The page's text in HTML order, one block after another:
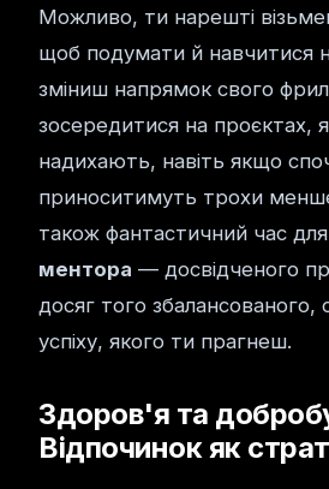
Можливо, ти нарешті
щоб подумати й навчитися
зміниш напрямок свого
зосередитися на проєктах,
надихають, навіть якщо
приноситимуть трохи
також фантастичний час
ментора — досвідченого
досяг того збалансованого,
успіху, якого ти прагнеш.
Здоров'я та
Відпочинок як